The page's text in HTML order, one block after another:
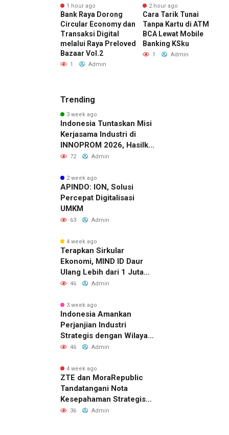
1 hour ago
Bank Raya Dorong
Circular Economy dan
Transaksi Digital
melalui Raya Preloved
Bazaar Vol.2
1 Admin
2 hour ago
Cara Tarik Tunai
Tanpa Kartu di ATM
BCA Lewat Mobile
Banking KSku
1 Admin
Trending
3 week ago
Indonesia Tuntaskan Misi
Kerjasama Industri di
INNOPROM 2026, Hasilkan
Belasan Kerja Sama
72 Admin
2 week ago
APINDO: ION, Solusi
Percepat Digitalisasi
UMKM
63 Admin
4 week ago
Terapkan Sirkular
Ekonomi, MIND ID Daur
Ulang Lebih dari 1 Juta
Ton Material Sisa
46 Admin
3 week ago
Indonesia Amankan
Perjanjian Industri
Strategis dengan Wilayah
Sverdlovsk, Rusia untuk
46 Admin
4 week ago
ZTE dan MoraRepublic
Tandatangani Nota
Kesepahaman Strategis
untuk Memperluas
36 Admin